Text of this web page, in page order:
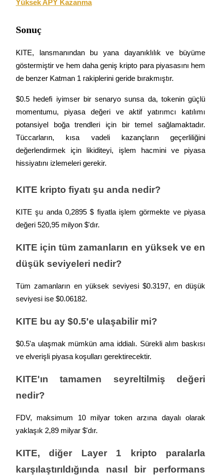
BTR Kilitleme
BTR sahiplerine özel yatırımlar
Krediler
Kripto destekli borçlanma hizmeti
Otomatik Yatırım
Uzun vadeli kâr ve esnek çıkarlar elde edin
Stake Etmeyi Öğrenin
Pasif gelir kazanma hakkında bilgi edinin
Bitrue
AI
Yüksek APY Kazanma
Sonuç
KITE, lansmanından bu yana dayanıklılık ve büyüme
göstermiştir ve hem daha geniş kripto para piyasasını hem
de benzer Katman 1 rakiplerini geride bırakmıştır.
$0.5 hedefi iyimser bir senaryo sunsa da, tokenin güçlü
momentumu, piyasa değeri ve aktif yatırımcı katılımı
potansiyel boğa trendleri için bir temel sağlamaktadır.
Tüccarların, kısa vadeli kazançların geçerliliğini
değerlendirmek için likiditeyi, işlem hacmini ve piyasa
hissiyatını izlemeleri gerekir.
KITE kripto fiyatı şu anda nedir?
KITE şu anda 0,2895 $ fiyatla işlem görmekte ve piyasa
değeri 520,95 milyon $'dır.
KITE için tüm zamanların en yüksek ve en
düşük seviyeleri nedir?
Tüm zamanların en yüksek seviyesi $0.3197, en düşük
seviyesi ise $0.06182.
KITE bu ay $0.5'e ulaşabilir mi?
$0.5'a ulaşmak mümkün ama iddialı. Sürekli alım baskısı
ve elverişli piyasa koşulları gerektirecektir.
KITE'ın tamamen seyreltilmiş değeri
nedir?
FDV, maksimum 10 milyar token arzına dayalı olarak
yaklaşık 2,89 milyar $'dır.
KITE, diğer Layer 1 kripto paralarla
karşılaştırıldığında nasıl bir performans